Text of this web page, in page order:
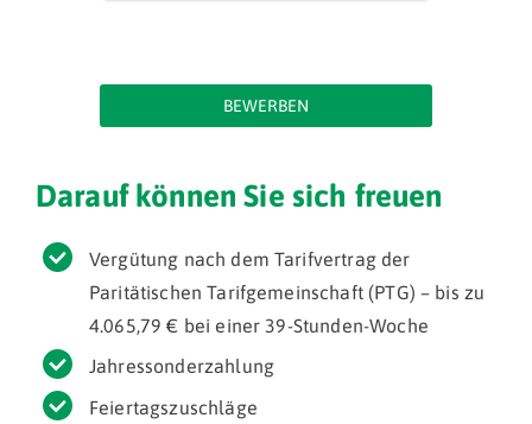
BEWERBEN
Darauf können Sie sich freuen
Vergütung nach dem Tarifvertrag der
Paritätischen Tarifgemeinschaft (PTG) – bis zu
4.065,79 € bei einer 39-Stunden-Woche
Jahressonderzahlung
Feiertagszuschläge